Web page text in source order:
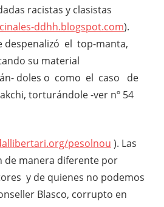
racistas y clasistas
ddhh.blogspot.com).
despenalizó el top-manta,
su material
doles o como el caso de
torturándole -ver nº 54
pesolnou ). Las
de manera diferente por
y de quienes no podemos
Blasco, corrupto en